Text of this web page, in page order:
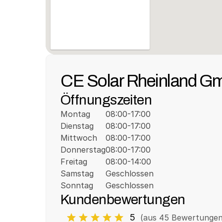
CE Solar Rheinland
Öffnungszeiten
Montag
Dienstag
Mittwoch
Donnerstag
Freitag
Samstag
Sonntag
08:00-17:00
08:00-17:00
08:00-17:00
08:00-17:00
08:00-14:00
Geschlossen
Geschlossen
Kundenbewertungen
5 (aus 45